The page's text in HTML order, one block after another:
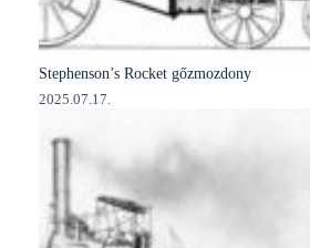
Stephenson’s Rocket gőzmozdony
2025.07.17.